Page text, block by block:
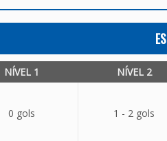
NÍVEL 1 NÍVEL 2
0 gols 1 - 2 gols